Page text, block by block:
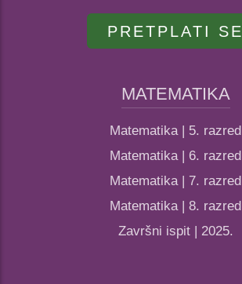
PRETPLATI SE
MATEMATIKA
Matematika | 5. razred
Matematika | 6. razred
Matematika | 7. razred
Matematika | 8. razred
Završni ispit | 2025.